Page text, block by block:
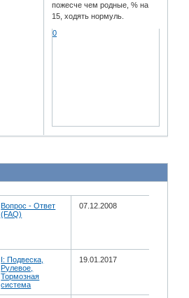
пожесче чем родные, % на
15, ходять нормуль.
0
Вопрос - Ответ
(FAQ)
07.12.2008
I: Подвеска,
Рулевое,
Тормозная
система
19.01.2017